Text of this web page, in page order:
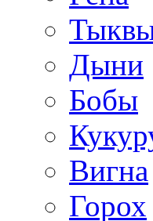
Дыни
Бобы
Вигна
Горох